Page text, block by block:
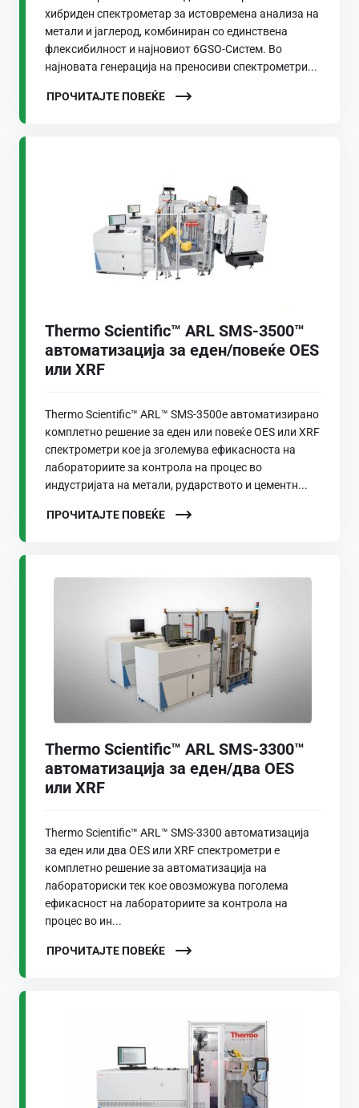
хибриден спектрометар за истовремена анализа на
метали и јаглерод, комбиниран со единствена
флексибилност и најновиот 6GSO-Систем. Во
најновата генерација на преносиви спектрометри...
ПРОЧИТАЈТЕ ПОВЕЌЕ
Thermo Scientific™ ARL SMS-3500™
автоматизација за еден/повеќе OES
или XRF
Thermo Scientific™ ARL™ SMS-3500е автоматизирано
комплетно решение за еден или повеќе OES или XRF
спектрометри кое ја зголемува ефикасноста на
лабораториите за контрола на процес во
индустријата на метали, рударството и цементн...
ПРОЧИТАЈТЕ ПОВЕЌЕ
Thermo Scientific™ ARL SMS-3300™
автоматизација за еден/два OES
или XRF
Thermo Scientific™ ARL™ SMS-3300 автоматизација
за еден или два OES или XRF спектрометри е
комплетно решение за автоматизација на
лабораториски тек кое овозможува поголема
ефикасност на лабораториите за контрола на
процес во ин...
ПРОЧИТАЈТЕ ПОВЕЌЕ